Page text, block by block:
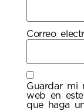
Correo
Guardar mi
web en
que haga